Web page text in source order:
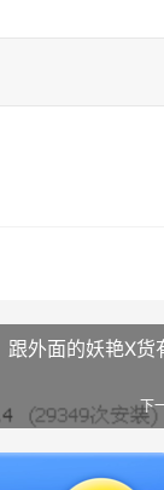
外面的妖艳X货
下